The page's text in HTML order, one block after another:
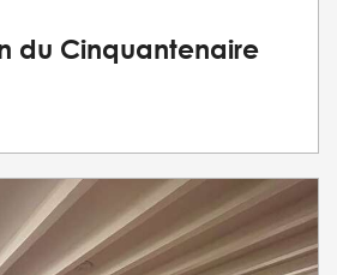
du Cinquantenaire